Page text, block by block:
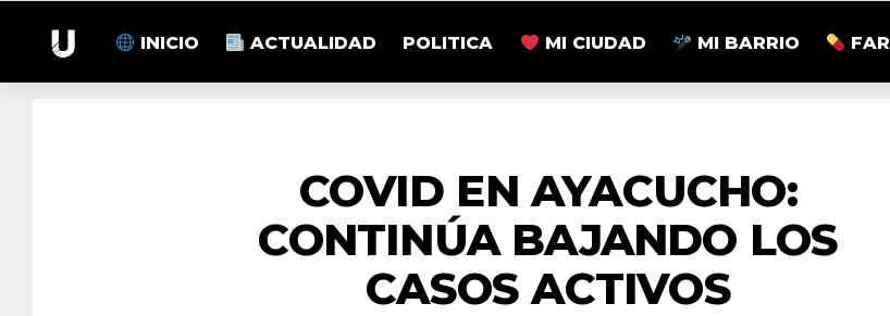
INICIO ACTUALIDAD POLITICA MI CIUDAD MI BARRIO
COVID EN AYACUCHO:
CONTINÚA BAJANDO LOS
CASOS ACTIVOS